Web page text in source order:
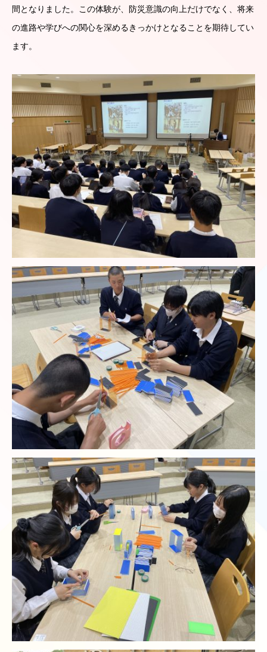
間となりました。この体験が、防災意識の向上だけでなく、将来
の進路や学びへの関心を深めるきっかけとなることを期待してい
ます。